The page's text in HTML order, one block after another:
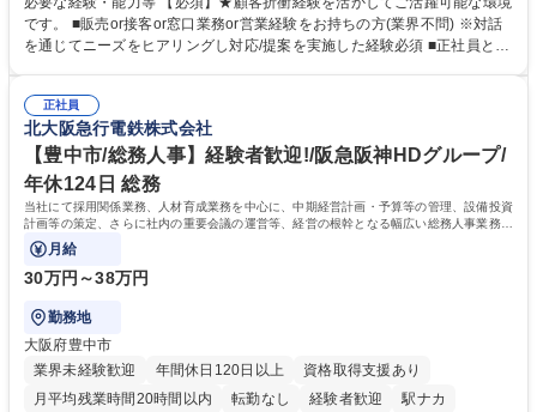
融商品のご提案 ■効率的な事務運用の検討・構築等 ≪業務紹介：ご応募前
に必ずご覧ください≫ ※記事 https://www.mysite.bk.mufg.jp/career/circle/
です。 ■販売or接客or窓口業務or営業経験をお持ちの方(業界不問) ※対話
を通じてニーズをヒアリングし対応/提案を実施した経験必須 ■正社員とし
るので安心して入行いただけます。 幅広いキャリアの選択肢があり、公募
や社内副業等を活用し、 一人ひとりが挑戦できるカルチャーが浸透してい
ます。 学歴・資格 学歴：大学院 大学 高専 短大 専修学校 高校 語学力：
資格：
正社員
北大阪急行電鉄株式会社
【豊中市/総務人事】経験者歓迎!/阪急阪神HDグループ/
年休124日 総務
当社にて採用関係業務、人材育成業務を中心に、中期経営計画・予算等の管理、設備投資
計画等の策定、さらに社内の重要会議の運営等、経営の根幹となる幅広い総務人事業務全
般を担当していただきます。
月給
30万円～38万円
勤務地
大阪府豊中市
業界未経験歓迎
年間休日120日以上
資格取得支援あり
月平均残業時間20時間以内
転勤なし 経験者歓迎
駅ナカ